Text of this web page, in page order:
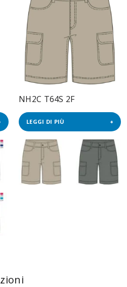
NH2C T64S 2F
LEGGI DI PIÙ